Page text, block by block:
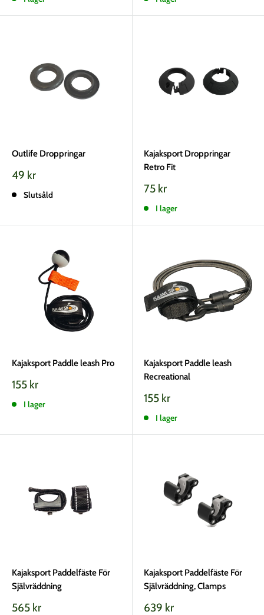
Outlife Droppringar
Vårt
49 kr
Slutsåld
Kajaksport Droppringar
Retro Fit
Vårt
75 kr
I lager
Kajaksport Paddle leash Pro
Vårt
155 kr
I lager
Kajaksport Paddle leash
Recreational
Vårt
155 kr
I lager
Kajaksport Paddelfäste För
Självräddning
Vårt
565 kr
Kajaksport Paddelfäste För
Självräddning, Clamps
Vårt
639 kr